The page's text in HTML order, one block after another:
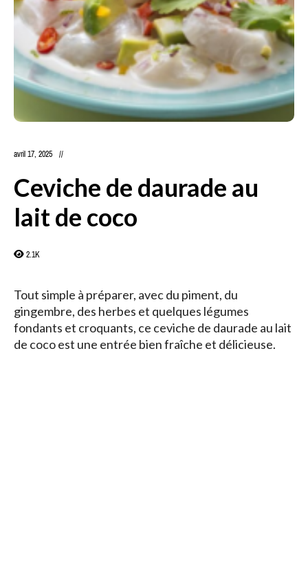
avril 17, 2025
Ceviche de daurade au
lait de coco
2.1K
Tout simple à préparer, avec du piment, du
gingembre, des herbes et quelques légumes
fondants et croquants, ce ceviche de daurade au lait
de coco est une entrée bien fraîche et délicieuse.